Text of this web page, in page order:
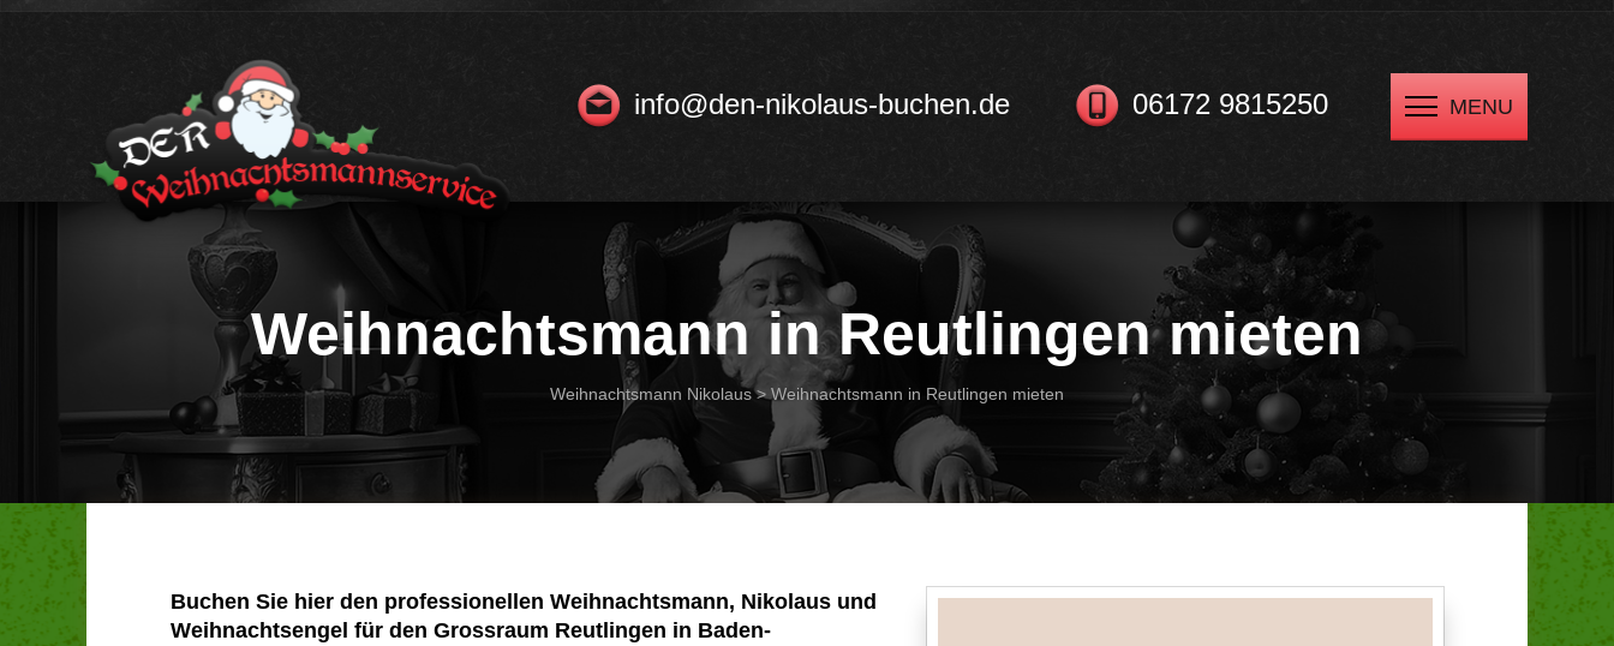
info@den-nikolaus-buchen.de 06172 9815250 MENU
Weihnachtsmann in Reutlingen mieten
Weihnachtsmann Nikolaus> Weihnachtsmann in Reutlingen mieten
Buchen Sie hier den professionellen Weihnachtsmann, Nikolaus und
Weihnachtsengel für den Grossraum Reutlingen in Baden-